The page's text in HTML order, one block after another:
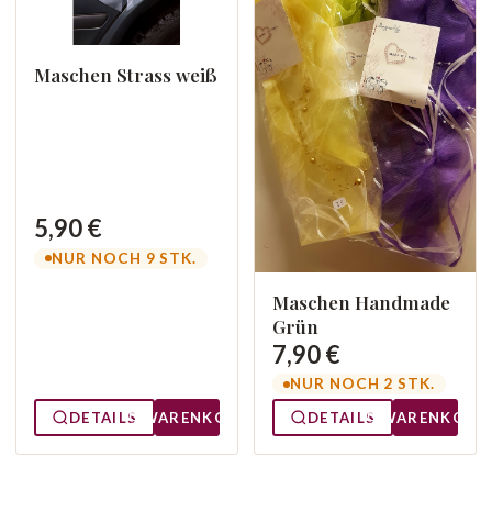
Maschen Strass weiß
5,90 €
NUR NOCH 9 STK.
DETAILS WARENKORB
Maschen Handmade
Grün
7,90 €
NUR NOCH 2 STK.
DETAILS
WARENKORB